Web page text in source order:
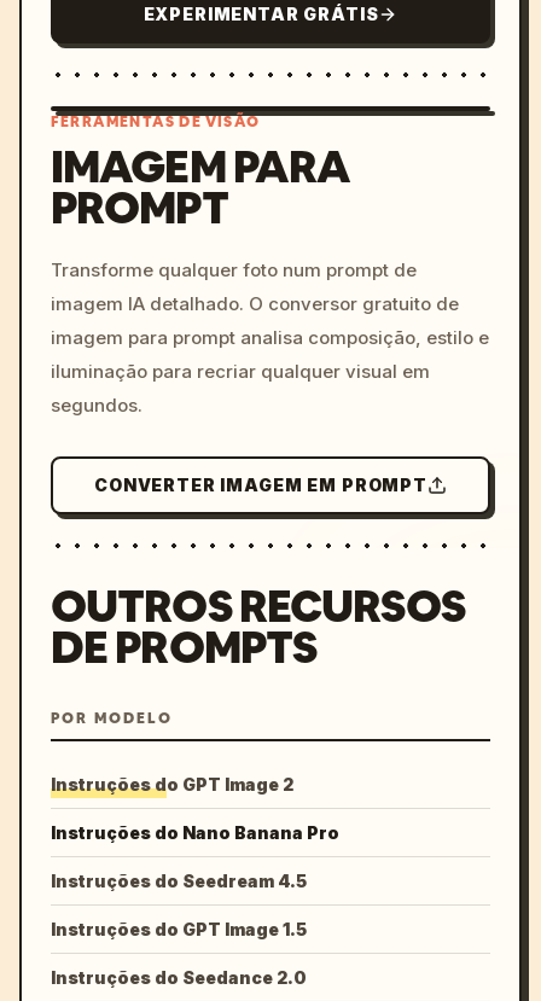
EXPERIMENTAR GRÁTIS
colors, 8k --v 6.0
FERRAMENTAS DE VISÃO
IMAGEM PARA
PROMPT
Transforme qualquer foto num prompt de
imagem IA detalhado. O conversor gratuito de
imagem para prompt analisa composição, estilo e
iluminação para recriar qualquer visual em
segundos.
CONVERTER IMAGEM EM PROMPT
OUTROS RECURSOS
DE PROMPTS
POR MODELO
Instruções do GPT Image 2
Instruções do Nano Banana Pro
Instruções do Seedream 4.5
Instruções do GPT Image 1.5
Instruções do Seedance 2.0